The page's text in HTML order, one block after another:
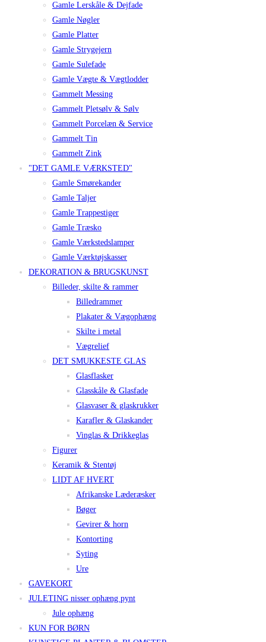
Gamle Lerskåle & Dejfade
Gamle Nøgler
Gamle Platter
Gamle Strygejern
Gamle Sulefade
Gamle Vægte & Vægtlodder
Gammelt Messing
Gammelt Pletsølv & Sølv
Gammelt Porcelæn & Service
Gammelt Tin
Gammelt Zink
"DET GAMLE VÆRKSTED"
Gamle Smørekander
Gamle Taljer
Gamle Trappestiger
Gamle Træsko
Gamle Værkstedslamper
Gamle Værktøjskasser
DEKORATION & BRUGSKUNST
Billeder, skilte & rammer
Billedrammer
Plakater & Vægophæng
Skilte i metal
Vægrelief
DET SMUKKESTE GLAS
Glasflasker
Glasskåle & Glasfade
Glasvaser & glaskrukker
Karafler & Glaskander
Vinglas & Drikkeglas
Figurer
Keramik & Stentøj
LIDT AF HVERT
Afrikanske Læderæsker
Bøger
Gevirer & horn
Kontorting
Syting
Ure
GAVEKORT
JULETING nisser ophæng pynt
Jule ophæng
KUN FOR BØRN